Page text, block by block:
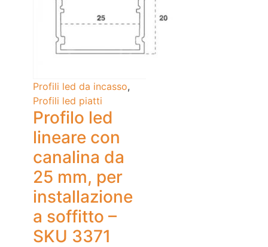
Profili led da incasso,
Profili led piatti
Profilo led
lineare con
canalina da
25 mm, per
installazione
a soffitto –
SKU 3371